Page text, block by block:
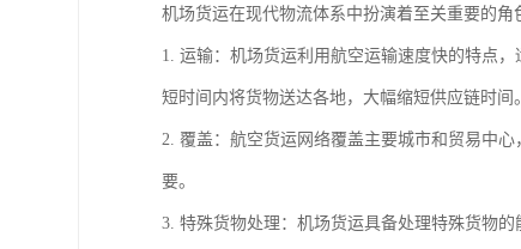
机场货运在现代物流体系中扮演着至关重要的角
1. 运输：机场货运利用航空运输速度快的特点
短时间内将货物送达各地，大幅缩短供应链时间。
2. 覆盖：航空货运网络覆盖主要城市和贸易中
要。
3. 特殊货物处理：机场货运具备处理特殊货物